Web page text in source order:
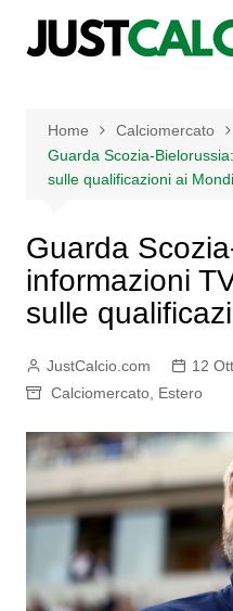
Home
Calciomercato
Guarda Scozia-
sulle qualificazioni ai
Guarda
informazioni
sulle
JustCalcio.com
12
Calciomercato, Estero